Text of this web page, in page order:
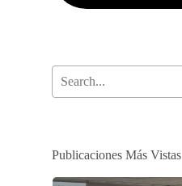
Publicaciones Más Vistas